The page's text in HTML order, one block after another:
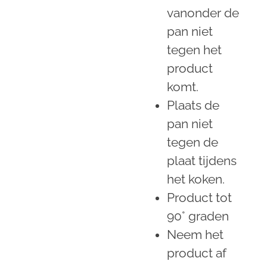
vanonder de
pan niet
tegen het
product
komt.
Plaats de
pan niet
tegen de
plaat tijdens
het koken.
Product tot
90° graden
Neem het
product af